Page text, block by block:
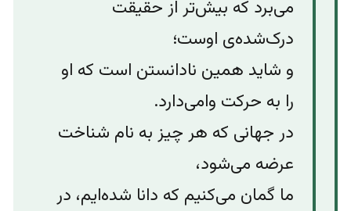
می‌برد که بیش‌تر از حقیقت
درک‌شده‌ی اوست؛
و شاید همین نادانستن است که او
را به حرکت وامی‌دارد.
در جهانی که هر چیز به نام شناخت
عرضه می‌شود،
ما گمان می‌کنیم که دانا شده‌ایم، در